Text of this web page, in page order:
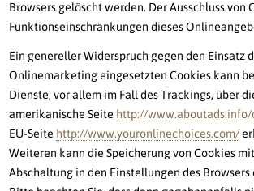
Browsers gelöscht werden. Der Ausschluss von
Funktionseinschränkungen dieses
Ein genereller Widerspruch gegen den Einsatz
Onlinemarketing eingesetzten Cookies kann
Dienste, vor allem im Fall des Trackings, über
amerikanische Seite http://www.aboutads.info/
EU-Seite http://www.youronlinechoices.com/
Weiteren kann die Speicherung von Cookies
Abschaltung in den Einstellungen des